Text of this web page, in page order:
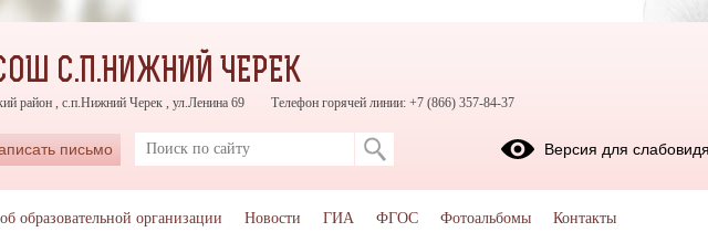
С.П.НИЖНИЙ ЧЕРЕК
район , с.п.Нижний Черек , ул.Ленина 69 Телефон горячей линии: +7 (866) 357-84-37
письмо Версия для
образовательной организации Новости ГИА ФГОС Фотоальбомы Контакты